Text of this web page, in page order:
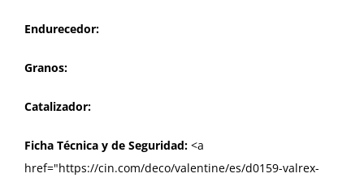
Endurecedor:
Granos:
Catalizador:
Ficha Técnica y de Seguridad: <a
href="https://cin.com/deco/valentine/es/d0159-valrex-